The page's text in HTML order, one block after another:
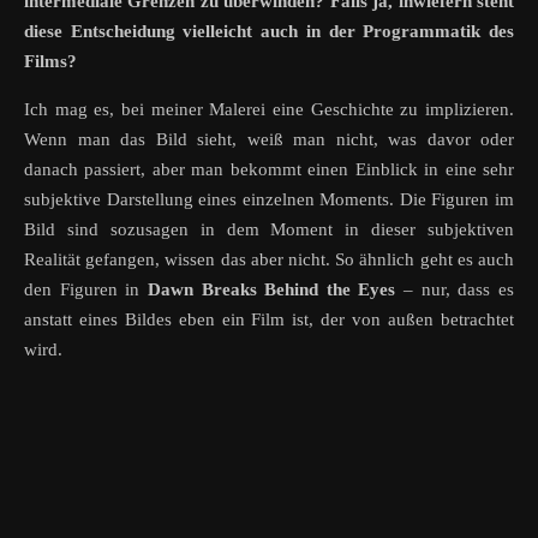
diese Entscheidung vielleicht auch in der Programmatik des
Films?
Ich mag es, bei meiner Malerei eine Geschichte zu implizieren.
Wenn man das Bild sieht, weiß man nicht, was davor oder
danach passiert, aber man bekommt einen Einblick in eine sehr
subjektive Darstellung eines einzelnen Moments. Die Figuren im
Bild sind sozusagen in dem Moment in dieser subjektiven
Realität gefangen, wissen das aber nicht. So ähnlich geht es auch
den Figuren in Dawn Breaks Behind the Eyes – nur, dass es
anstatt eines Bildes eben ein Film ist, der von außen betrachtet
wird.